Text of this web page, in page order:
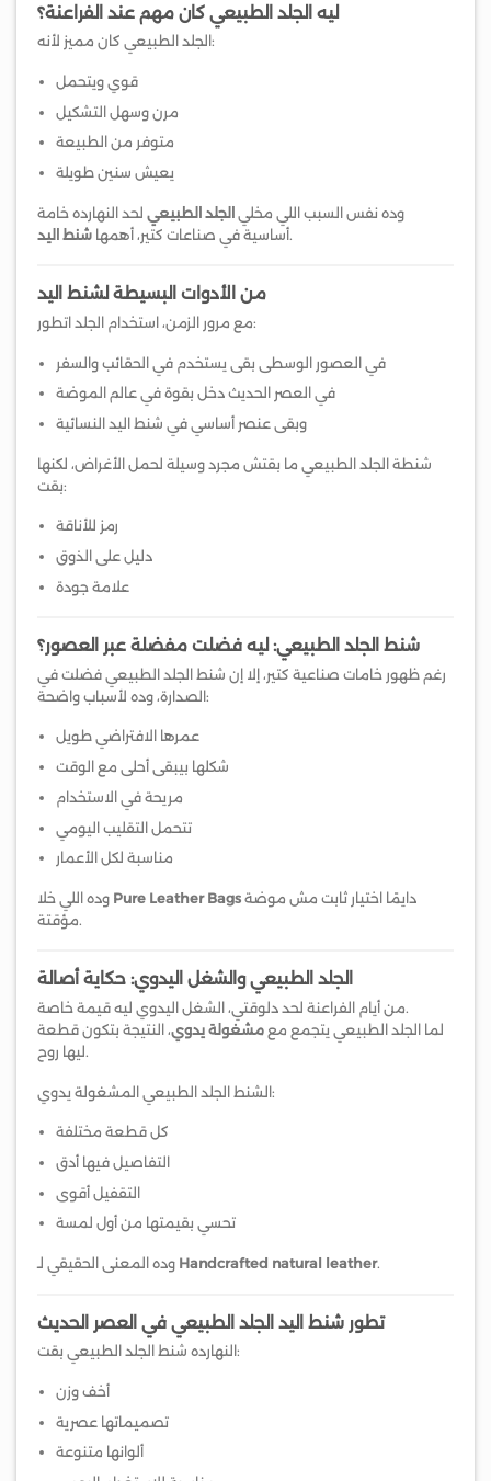
ليه الجلد الطبيعي كان مهم عند الفراعنة؟
الجلد الطبيعي كان مميز لأنه:
قوي ويتحمل
مرن وسهل التشكيل
متوفر من الطبيعة
يعيش سنين طويلة
وده نفس السبب اللي مخلي الجلد الطبيعيلحد النهارده خامة
أساسية في صناعات كتير، أهمها شنط اليد .
من الأدوات البسيطة لشنط اليد
مع مرور الزمن، استخدام الجلد اتطور:
في العصور الوسطى بقى يستخدم في الحقائب والسفر
في العصر الحديث دخل بقوة في عالم الموضة
وبقى عنصر أساسي في شنط اليد النسائية
شنطة الجلد الطبيعي ما بقتش مجرد وسيلة لحمل الأغراض، لكنها
بقت:
رمز للأناقة
دليل على الذوق
علامة جودة
شنط الجلد الطبيعي: ليه فضلت مفضلة عبر العصور؟
رغم ظهور خامات صناعية كتير، إلا إن شنط الجلد الطبيعي فضلت في
الصدارة، وده لأسباب واضحة:
عمرها الافتراضي طويل
شكلها بيبقى أحلى مع الوقت
مريحة في الاستخدام
تتحمل التقليب اليومي
مناسبة لكل الأعمار
Pure Leather Bags دايمًا اختيار ثابت مش موضة
مؤقتة.
الجلد الطبيعي والشغل اليدوي: حكاية أصالة
من أيام الفراعنة لحد دلوقتي، الشغل اليدوي ليه قيمة خاصة.
لما الجلد الطبيعي يتجمع مع مشغولة يدوي، النتيجة بتكون قطعة
ليها روح.
الشنط الجلد الطبيعي المشغولة يدوي:
كل قطعة مختلفة
التفاصيل فيها أدق
التقفيل أقوى
تحسي بقيمتها من أول لمسة
Handcrafted natural leather.
تطور شنط اليد الجلد الطبيعي في العصر الحديث
النهارده شنط الجلد الطبيعي بقت:
أخف وزن
تصميماتها عصرية
ألوانها متنوعة